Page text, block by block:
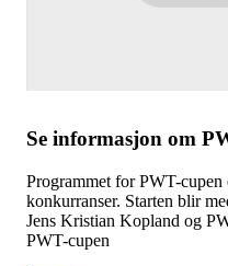
Se informasjon om
Programmet for PWT-
konkurranser. Starten blir
Jens Kristian Kopland og
PWT-cupen